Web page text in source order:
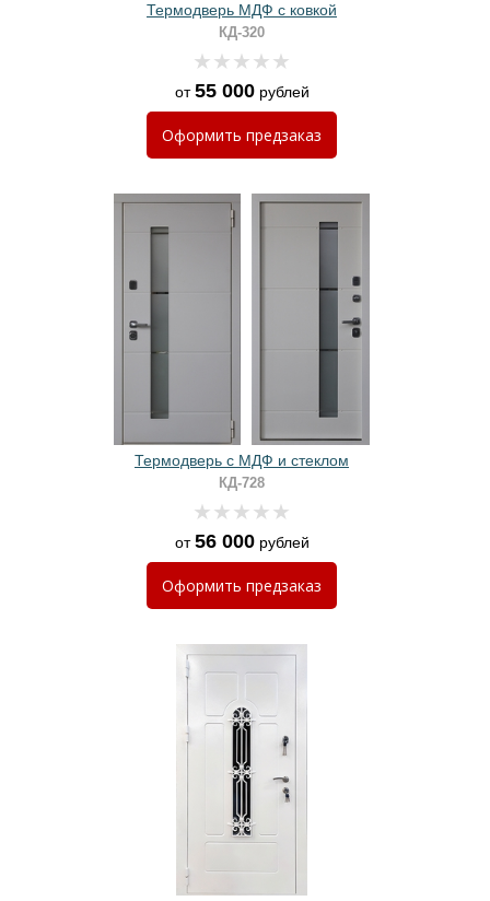
Термодверь МДФ с ковкой
КД-320
от55 000рублей
Оформить предзаказ
Термодверь с МДФ и стеклом
КД-728
от56 000рублей
Оформить предзаказ